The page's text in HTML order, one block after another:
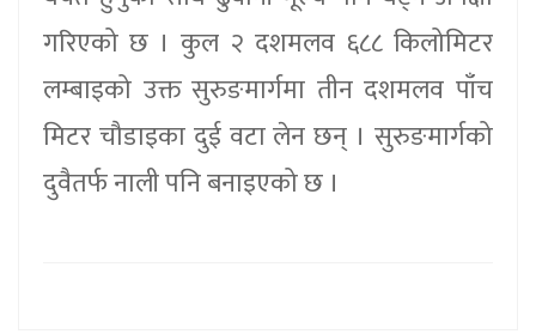
गरिएको छ । कुल २ दशमलव ६८८ किलोमिटर
लम्बाइको उक्त सुरुङमार्गमा तीन दशमलव पाँच
मिटर चौडाइका दुई वटा लेन छन् । सुरुङमार्गको
दुवैतर्फ नाली पनि बनाइएको छ ।